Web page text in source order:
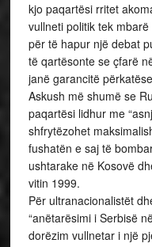
kjo paqartësi rritet
vullneti politik tek
për të hapur një debat
të qartësonte se çfarë
janë garancitë
Askush më shumë se
paqartësi lidhur me
shfrytëzohet
fushatën e saj të
ushtarake në Kosovë
vitin 1999.
Për ultranacionalistët
“anëtarësimi i Serbisë
dorëzim vullnetar i një